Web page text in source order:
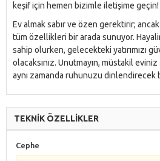
keşif için hemen bizimle iletişime geçin!
Ev almak sabır ve özen gerektirir;
tüm özellikleri bir arada sunuyor.
sahip olurken, gelecekteki yatırımızı
olacaksınız. Unutmayın, müstakil
aynı zamanda ruhunuzu dinlendirecek
TEKNİK ÖZELLİKLER
Cephe